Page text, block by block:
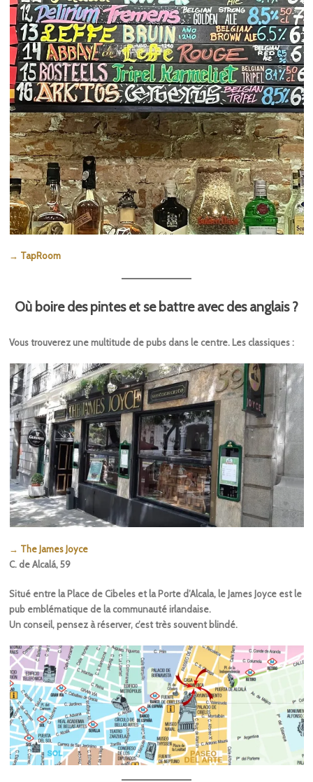
→ TapRoom
Où boire des pintes et se battre avec des anglais ?
Vous trouverez une multitude de pubs dans le centre. Les classiques :
→ The James Joyce
C. de Alcalá, 59
Situé entre la Place de Cibeles et la Porte d’Alcala, le James Joyce est le
pub emblématique de la communauté irlandaise.
Un conseil, pensez à réserver, c’est très souvent blindé.